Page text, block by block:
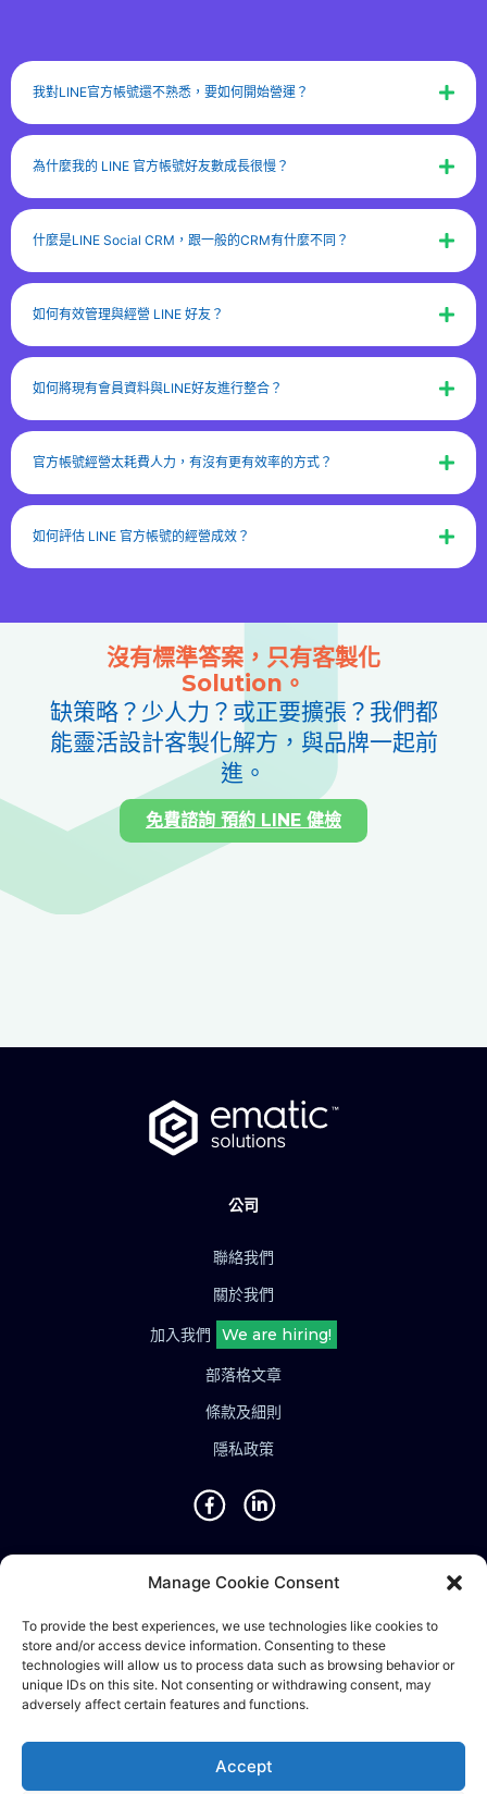
Manage Cookie Consent
To provide the best experiences, we use technologies like cookies to
store and/or access device information. Consenting to these
technologies will allow us to process data such as browsing behavior or
unique IDs on this site. Not consenting or withdrawing consent, may
adversely affect certain features and functions.
Accept
我對LINE官方帳號還不熟悉，要如何開始營運？
為什麼我的 LINE 官方帳號好友數成長很慢？
什麼是LINE Social CRM，跟一般的CRM有什麼不同？
如何有效管理與經營 LINE 好友？
如何將現有會員資料與LINE好友進行整合？
官方帳號經營太耗費人力，有沒有更有效率的方式？
如何評估 LINE 官方帳號的經營成效？
沒有標準答案，只有客製化
Solution。
缺策略？少人力？或正要擴張？我們都
能靈活設計客製化解方，與品牌一起前
進。
免費諮詢 預約 LINE 健檢
公司
聯絡我們
關於我們
加入我們 We are hiring!
部落格文章
條款及細則
隱私政策
地點
新加坡 • 馬來西亞 • 印度 • 越南 • 泰國 • 菲律賓 • 台灣 • 香
港 • 波斯尼亞 • 英國 • 中國
Company Registration No./UEN: